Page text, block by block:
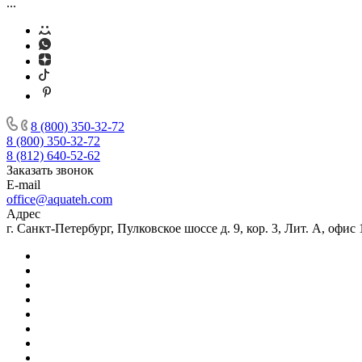
...
8 (800) 350-32-72
8 (800) 350-32-72
8 (812) 640-52-62
Заказать звонок
E-mail
office@aquateh.com
Адрес
г. Санкт-Петербург, Пулковское шоссе д. 9, кор. 3, Лит. А, офис